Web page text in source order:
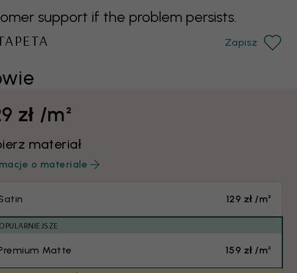
support if the problem persists.
Zapisz
zł /m²
materiał
o materiale
129 zł /m²
Matte 159 zł /m²